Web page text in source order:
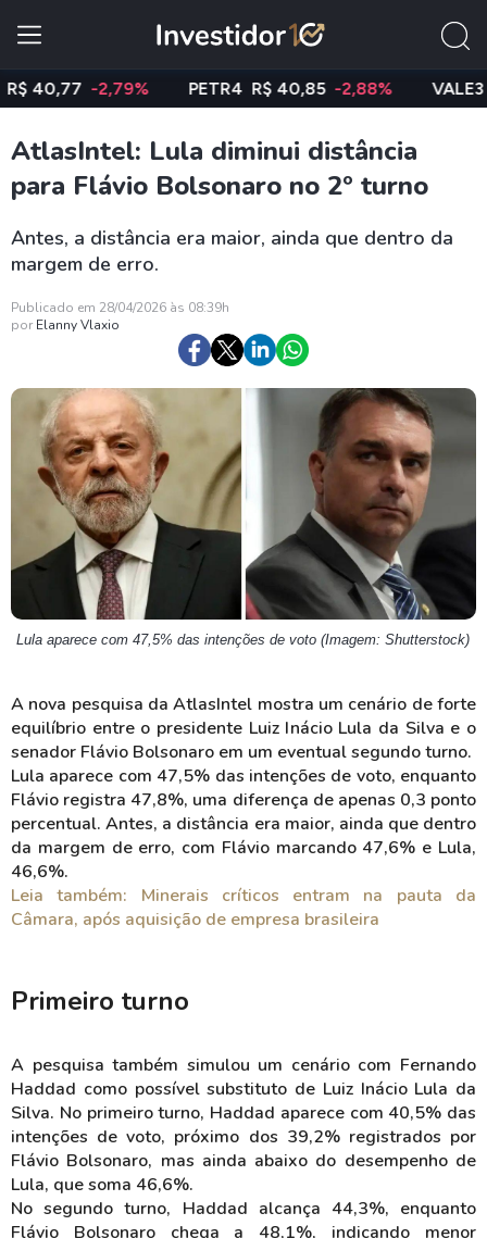
-2,79% PETR4 R$ 40,85 -2,88% VALE3 R$
AtlasIntel: Lula diminui distância
para Flávio Bolsonaro no 2º turno
Antes, a distância era maior, ainda que dentro da
margem de erro.
Publicado em 28/04/2026 às 08:39h
por Elanny Vlaxio
Lula aparece com 47,5% das intenções de voto (Imagem: Shutterstock)
A nova pesquisa da AtlasIntel mostra um cenário de forte
equilíbrio entre o presidente Luiz Inácio Lula da Silva e o
senador Flávio Bolsonaro em um eventual segundo turno.
Lula aparece com 47,5% das intenções de voto, enquanto
Flávio registra 47,8%, uma diferença de apenas 0,3 ponto
percentual. Antes, a distância era maior, ainda que dentro
da margem de erro, com Flávio marcando 47,6% e Lula,
46,6%.
Leia também: Minerais críticos entram na pauta da
Câmara, após aquisição de empresa brasileira
Primeiro turno
A pesquisa também simulou um cenário com Fernando
Haddad como possível substituto de Luiz Inácio Lula da
Silva. No primeiro turno, Haddad aparece com 40,5% das
intenções de voto, próximo dos 39,2% registrados por
Flávio Bolsonaro, mas ainda abaixo do desempenho de
Lula, que soma 46,6%.
No segundo turno, Haddad alcança 44,3%, enquanto
Flávio Bolsonaro chega a 48,1%, indicando menor